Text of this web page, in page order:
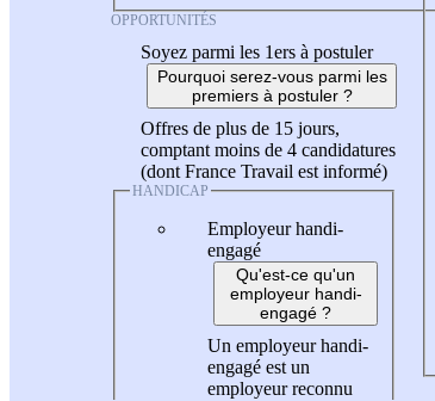
OPPORTUNITÉS
Soyez parmi les 1ers à postuler
Pourquoi serez-vous parmi les
premiers à postuler ?
Offres de plus de 15 jours,
comptant moins de 4 candidatures
(dont France Travail est informé)
HANDICAP
Employeur handi-
engagé
Qu'est-ce qu'un
employeur handi-
engagé ?
Un employeur handi-
engagé est un
employeur reconnu